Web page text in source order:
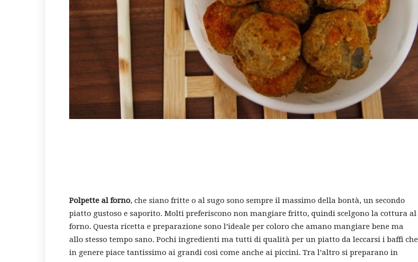
Polpette al forno, che siano fritte o al sugo sono sempre il massimo della bontà, un secondo
piatto gustoso e saporito. Molti preferiscono non mangiare fritto, quindi scelgono la cottura al
forno. Questa ricetta e preparazione sono l’ideale per coloro che amano mangiare bene ma
allo stesso tempo sano. Pochi ingredienti ma tutti di qualità per un piatto da leccarsi i baffi che
in genere piace tantissimo ai grandi così come anche ai piccini. Tra l’altro si preparano in